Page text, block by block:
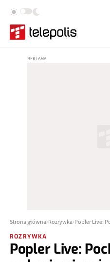
Strona główna Rozrywka Popler Live:
ROZRYWKA
Popler Live: